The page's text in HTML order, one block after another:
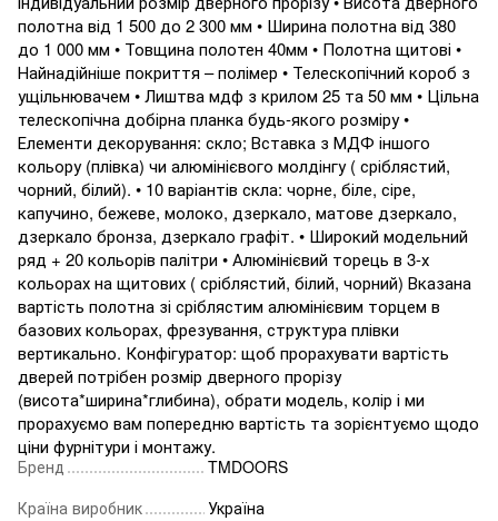
полотна від 1 500 до 2 300 мм • Ширина полотна від 380
до 1 000 мм • Товщина полотен 40мм • Полотна щитові •
Найнадійніше покриття – полімер • Телескопічний короб з
ущільнювачем • Лиштва мдф з крилом 25 та 50 мм • Цільна
телескопічна добірна планка будь-якого розміру •
Елементи декорування: скло; Вставка з МДФ іншого
кольору (плівка) чи алюмінієвого молдінгу ( сріблястий,
чорний, білий). • 10 варіантів скла: чорне, біле, сіре,
капучино, бежеве, молоко, дзеркало, матове дзеркало,
дзеркало бронза, дзеркало графіт. • Широкий модельний
ряд + 20 кольорів палітри • Алюмінієвий торець в 3-х
кольорах на щитових ( сріблястий, білий, чорний) Вказана
вартість полотна зі сріблястим алюмінієвим торцем в
базових кольорах, фрезування, структура плівки
вертикально. Конфігуратор: щоб прорахувати вартість
дверей потрібен розмір дверного прорізу
(висота*ширина*глибина), обрати модель, колір і ми
прорахуємо вам попередню вартість та зорієнтуємо щодо
ціни фурнітури і монтажу.
Бренд
TMDOORS
Країна виробник
Україна